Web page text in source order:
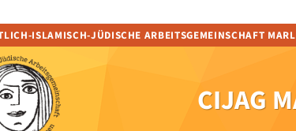
ISLAMISCH-JÜDISCHE ARBEITSGEMEINSCHAFT MARL
CIJAG